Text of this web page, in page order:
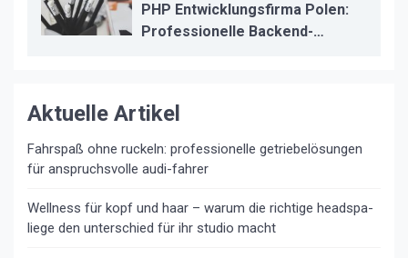
PHP Entwicklungsfirma Polen:
Professionelle Backend-
Aktuelle Artikel
Fahrspaß ohne ruckeln: professionelle getriebelösungen
für anspruchsvolle audi-fahrer
Wellness für kopf und haar – warum die richtige headspa-
liege den unterschied für ihr studio macht